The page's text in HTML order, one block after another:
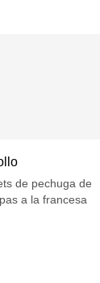
de pechuga de
a la francesa